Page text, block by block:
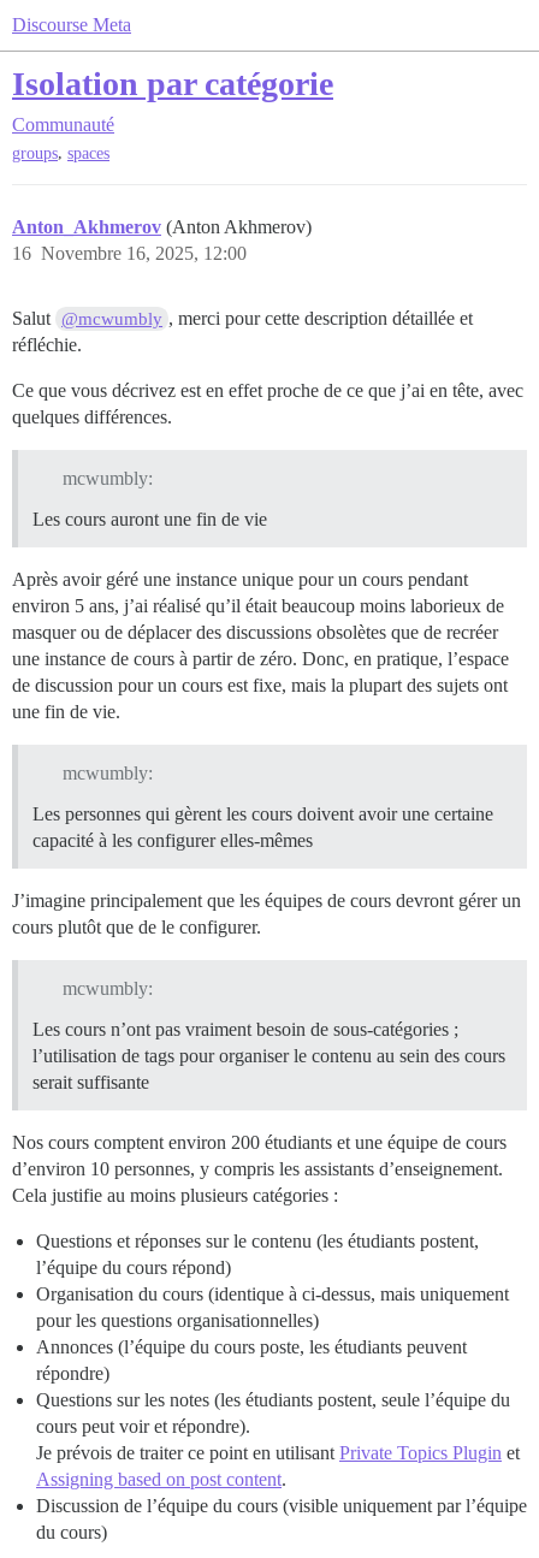
Discourse Meta
Isolation par catégorie
Communauté
groups, spaces
Anton_Akhmerov (Anton Akhmerov)
Novembre 16, 2025, 12:00
16
Salut @mcwumbly , merci pour cette description détaillée et
réfléchie.
Ce que vous décrivez est en effet proche de ce que j’ai en tête, avec
quelques différences.
mcwumbly:
Les cours auront une fin de vie
Après avoir géré une instance unique pour un cours pendant
environ 5 ans, j’ai réalisé qu’il était beaucoup moins laborieux de
masquer ou de déplacer des discussions obsolètes que de recréer
une instance de cours à partir de zéro. Donc, en pratique, l’espace
de discussion pour un cours est fixe, mais la plupart des sujets ont
une fin de vie.
mcwumbly:
Les personnes qui gèrent les cours doivent avoir une certaine
capacité à les configurer elles-mêmes
J’imagine principalement que les équipes de cours devront gérer un
cours plutôt que de le configurer.
mcwumbly:
Les cours n’ont pas vraiment besoin de sous-catégories ;
l’utilisation de tags pour organiser le contenu au sein des cours
serait suffisante
Nos cours comptent environ 200 étudiants et une équipe de cours
d’environ 10 personnes, y compris les assistants d’enseignement.
Cela justifie au moins plusieurs catégories :
Questions et réponses sur le contenu (les étudiants postent,
l’équipe du cours répond)
Organisation du cours (identique à ci-dessus, mais uniquement
pour les questions organisationnelles)
Annonces (l’équipe du cours poste, les étudiants peuvent
répondre)
Questions sur les notes (les étudiants postent, seule l’équipe du
cours peut voir et répondre).
Je prévois de traiter ce point en utilisant Private Topics Plugin et
Assigning based on post content.
Discussion de l’équipe du cours (visible uniquement par l’équipe
du cours)